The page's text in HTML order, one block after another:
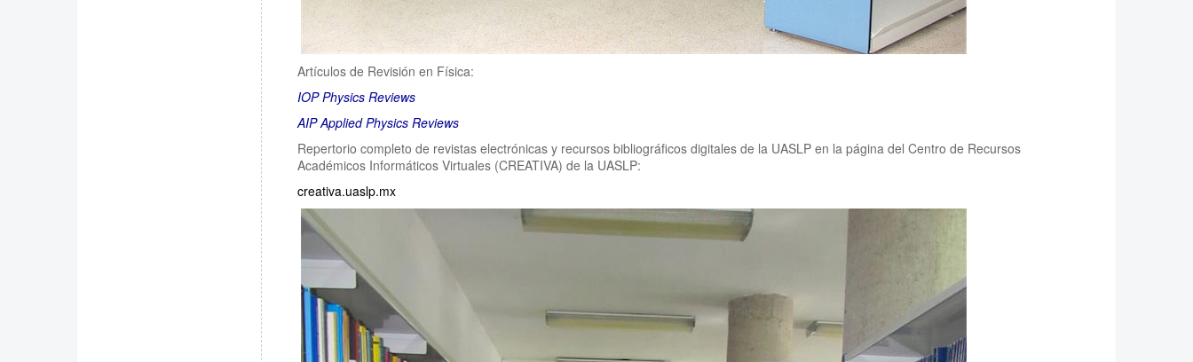
Artículos de Revisión en Física:
IOP Physics Reviews
AIP Applied Physics Reviews
Repertorio completo de revistas electrónicas y recursos bibliográficos digitales de la UASLP en la página del Centro de Recursos
Académicos Informáticos Virtuales (CREATIVA) de la UASLP:
creativa.uaslp.mx